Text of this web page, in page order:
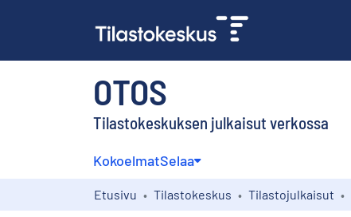
OTOS
Tilastokeskuksen julkaisut verkossa
KokoelmatSelaa
Etusivu Tilastokeskus Tilastojulkaisut